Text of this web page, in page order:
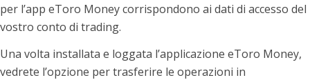
per l’app eToro Money corrispondono ai dati di accesso del
vostro conto di trading.
Una volta installata e loggata l’applicazione eToro Money,
vedrete l’opzione per trasferire le operazioni in